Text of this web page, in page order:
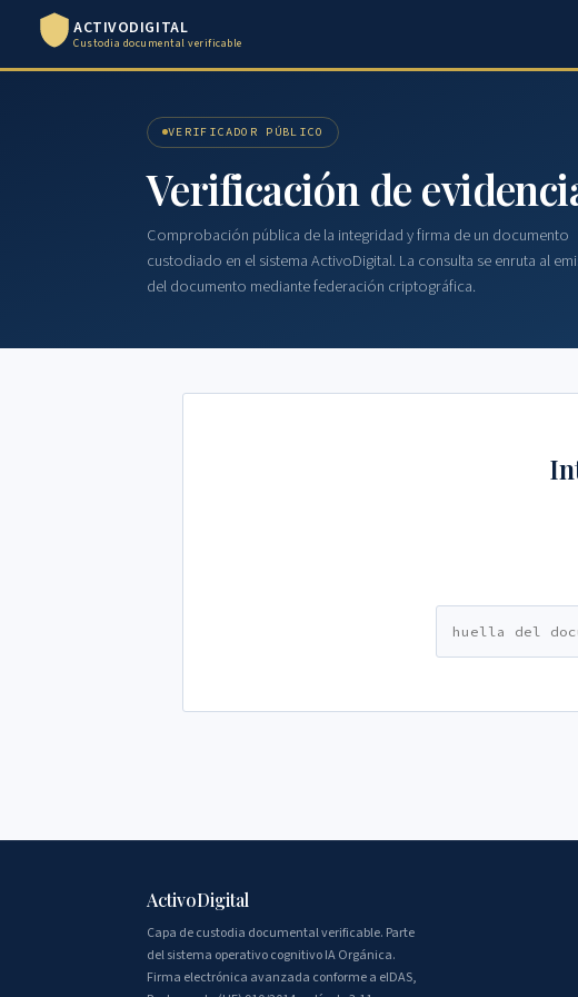
ACTIVODIGITAL
Custodia documental verificable
VERIFICADOR PÚBLICO
Verificación de
Comprobación pública de la integridad y firma de un documento
custodiado en el sistema ActivoDigital. La consulta se enruta al
del documento mediante federación criptográfica.
ActivoDigital
Capa de custodia documental verificable. Parte
del sistema operativo cognitivo IA Orgánica.
Firma electrónica avanzada conforme a eIDAS,